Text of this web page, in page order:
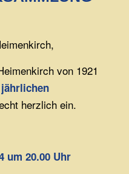
von 1921
jährlichen
herzlich ein.
um 20.00 Uhr